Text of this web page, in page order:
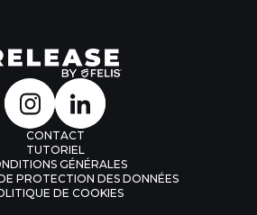
CONTACT
TUTORIEL
GÉNÉRALES
PROTECTION DES DONNÉES
DE COOKIES